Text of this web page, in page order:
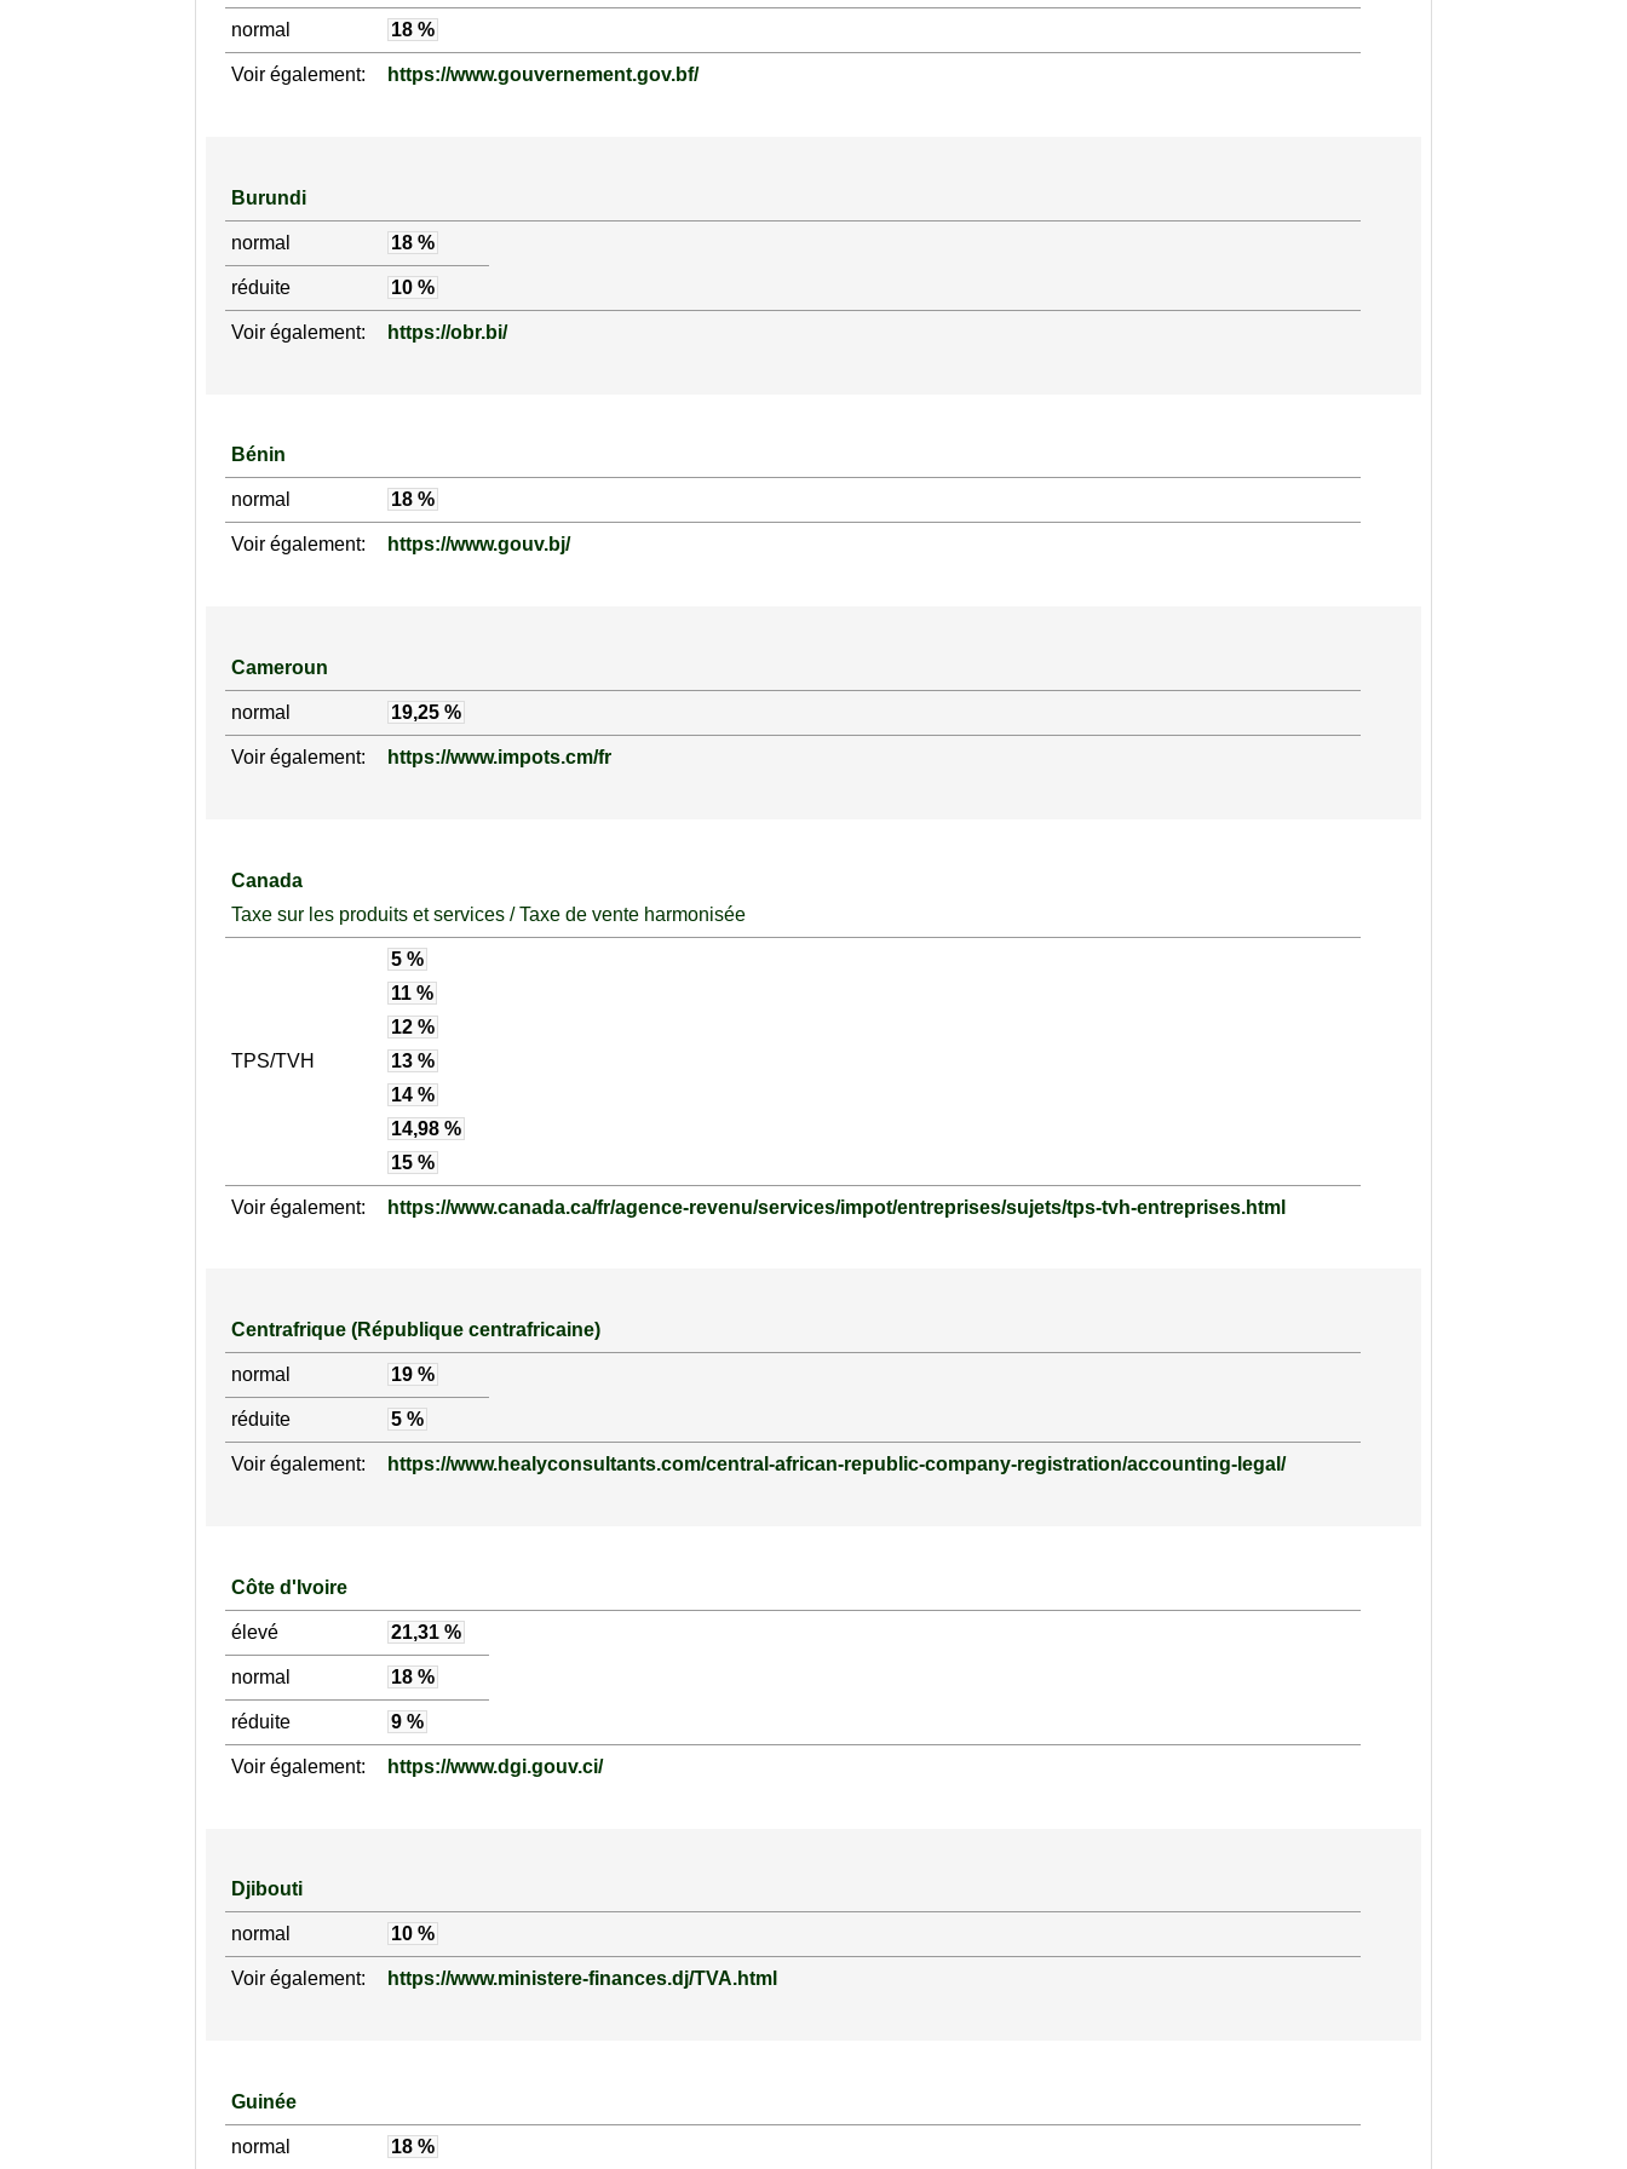
normal 18 %
Voir également: https://www.gouvernement.gov.bf/
Burundi
normal 18 %
réduite 10 %
Voir également: https://obr.bi/
Bénin
normal 18 %
Voir également: https://www.gouv.bj/
Cameroun
normal 19,25 %
Voir également: https://www.impots.cm/fr
Canada
Taxe sur les produits et services / Taxe de vente harmonisée
TPS/TVH
5 %
11 %
12 %
13 %
14 %
14,98 %
15 %
Voir également: https://www.canada.ca/fr/agence-revenu/services/impot/entreprises/sujets/tps-tvh-entreprises.html
Centrafrique (République centrafricaine)
normal 19 %
réduite 5 %
Voir également: https://www.healyconsultants.com/central-african-republic-company-registration/accounting-legal/
Côte d'Ivoire
élevé 21,31 %
normal 18 %
réduite 9 %
Voir également: https://www.dgi.gouv.ci/
Djibouti
normal 10 %
Voir également: https://www.ministere-finances.dj/TVA.html
Guinée
normal 18 %